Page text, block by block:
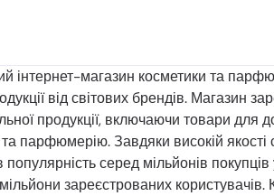
інтернет-магазин косметики та
від світових брендів. Магазин
продукції, включаючи товари для
парфюмерію. Завдяки високій якості
серед мільйонів покупців
зареєстрованих користувачів.